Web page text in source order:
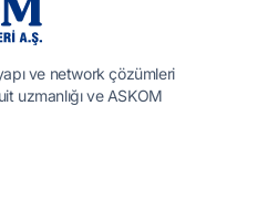
ve network çözümleri
uzmanlığı ve ASKOM